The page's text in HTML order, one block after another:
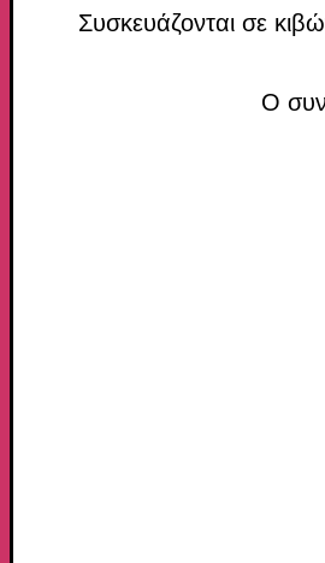
Συσκευάζονται σε
Ο